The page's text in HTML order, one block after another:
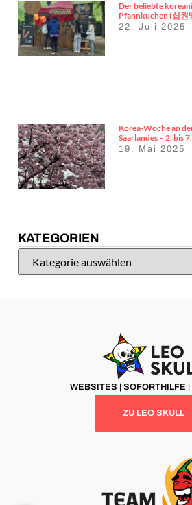
Der beliebte
Pfannkuchen (십원
22. Juli 2025
Korea-Woche an
Saarlandes – 2. bis
19. Mai 2025
KATEGORIEN
WEBSITES | SOFORTHILFE |
ZU LEO SKULL